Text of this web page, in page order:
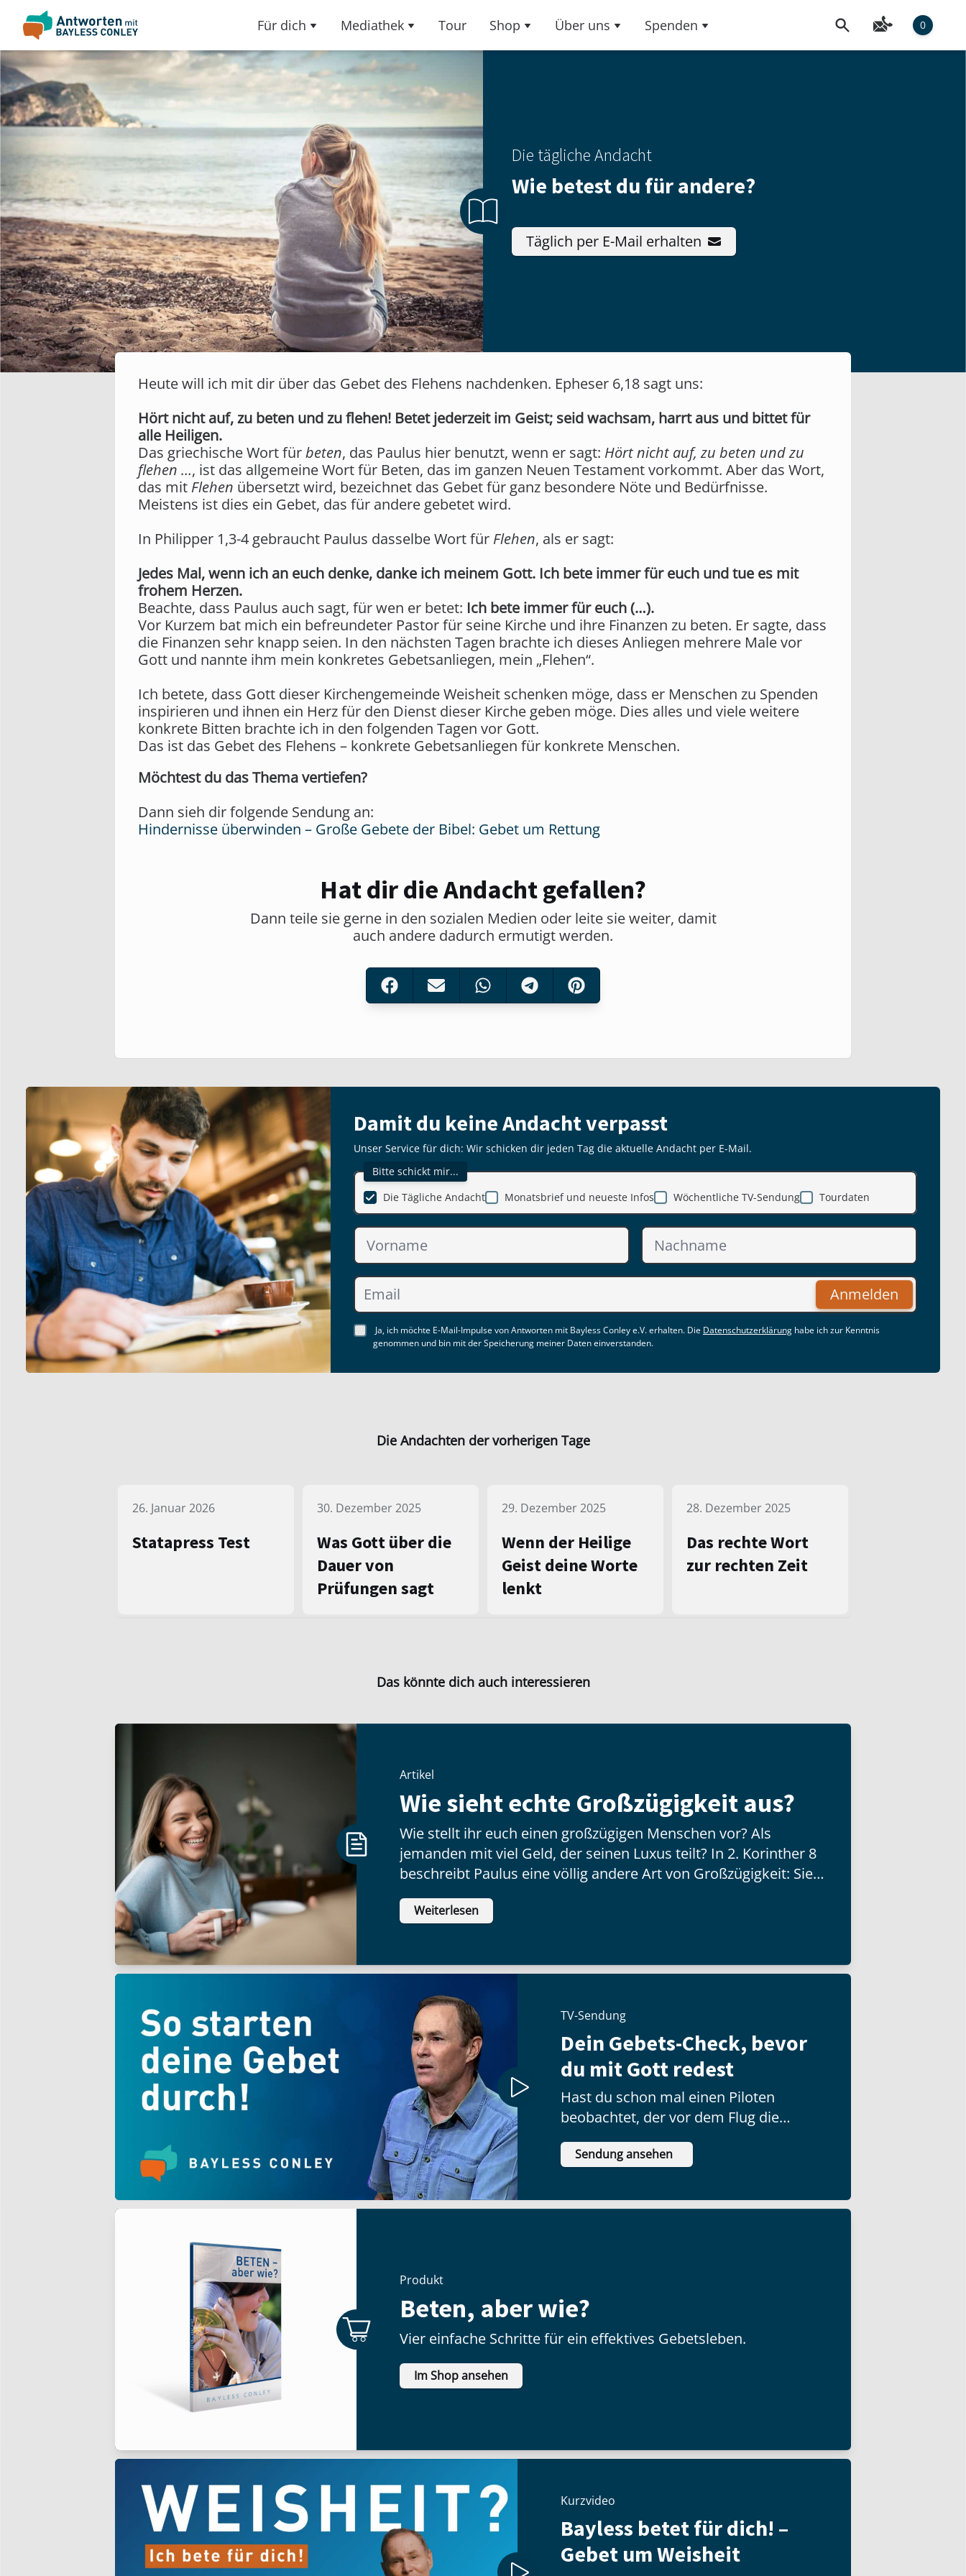
Für dich Mediathek Tour Shop Über uns Spenden 0
Die tägliche Andacht
Wie betest du für andere?
Täglich per E-Mail erhalten
Heute will ich mit dir über das Gebet des Flehens nachdenken. Epheser 6,18 sagt uns:
Hört nicht auf, zu beten und zu flehen! Betet jederzeit im Geist; seid wachsam, harrt aus und bittet für
alle Heiligen.
Das griechische Wort fürbeten, das Paulus hier benutzt, wenn er sagt: Hört nicht auf, zu beten und zu
flehen …, ist das allgemeine Wort für Beten, das im ganzen Neuen Testament vorkommt. Aber das Wort,
das mit Flehen übersetzt wird, bezeichnet das Gebet für ganz besondere Nöte und Bedürfnisse.
Meistens ist dies ein Gebet, das für andere gebetet wird.
In Philipper 1,3-4 gebraucht Paulus dasselbe Wort für Flehen, als er sagt:
Jedes Mal, wenn ich an euch denke, danke ich meinem Gott. Ich bete immer für euch und tue es mit
frohem Herzen.
Beachte, dass Paulus auch sagt, für wen er betet: Ich bete immer für euch (…).
Vor Kurzem bat mich ein befreundeter Pastor für seine Kirche und ihre Finanzen zu beten. Er sagte, dass
die Finanzen sehr knapp seien. In den nächsten Tagen brachte ich dieses Anliegen mehrere Male vor
Gott und nannte ihm mein konkretes Gebetsanliegen, mein „Flehen“.
Ich betete, dass Gott dieser Kirchengemeinde Weisheit schenken möge, dass er Menschen zu Spenden
inspirieren und ihnen ein Herz für den Dienst dieser Kirche geben möge. Dies alles und viele weitere
konkrete Bitten brachte ich in den folgenden Tagen vor Gott.
Das ist das Gebet des Flehens – konkrete Gebetsanliegen für konkrete Menschen.
Möchtest du das Thema vertiefen?
Dann sieh dir folgende Sendung an:
Hindernisse überwinden – Große Gebete der Bibel: Gebet um Rettung
Hat dir die Andacht gefallen?
Dann teile sie gerne in den sozialen Medien oder leite sie weiter, damit
auch andere dadurch ermutigt werden.
Damit du keine Andacht verpasst
Unser Service für dich: Wir schicken dir jeden Tag die aktuelle Andacht per E-Mail.
Bitte schickt mir...
Monatsbrief und neueste Infos
Die Tägliche Andacht Wöchentliche TV-Sendung Tourdaten
Anmelden
Ja, ich möchte E-Mail-Impulse von Antworten mit Bayless Conley e.V. erhalten. Die Datenschutzerklärung habe ich zur Kenntnis
genommen und bin mit der Speicherung meiner Daten einverstanden.
Die Andachten der vorherigen Tage
26. Januar 2026
Statapress Test
30. Dezember 2025
Was Gott über die
Dauer von
Prüfungen sagt
29. Dezember 2025
Wenn der Heilige
Geist deine Worte
lenkt
28. Dezember 2025
Das rechte Wort
zur rechten Zeit
Das könnte dich auch interessieren
Artikel
Wie sieht echte Großzügigkeit aus?
Wie stellt ihr euch einen großzügigen Menschen vor? Als
jemanden mit viel Geld, der seinen Luxus teilt? In 2. Korinther 8
beschreibt Paulus eine völlig andere Art von Großzügigkeit: Sie
hat wenig zu tun mit dem, was jemand besitzt, sondern mit der
inneren Haltung:
Weiterlesen
TV-Sendung
Dein Gebets-Check, bevor
du mit Gott redest
Hast du schon mal einen Piloten
beobachtet, der vor dem Flug die
Instrumente checkt?
Sendung ansehen
Produkt
Beten, aber wie?
Vier einfache Schritte für ein effektives Gebetsleben.
Im Shop ansehen
Kurzvideo
Bayless betet für dich! –
Gebet um Weisheit